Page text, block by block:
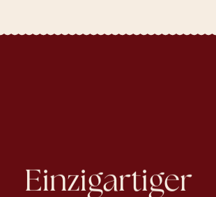
Einzigartiger